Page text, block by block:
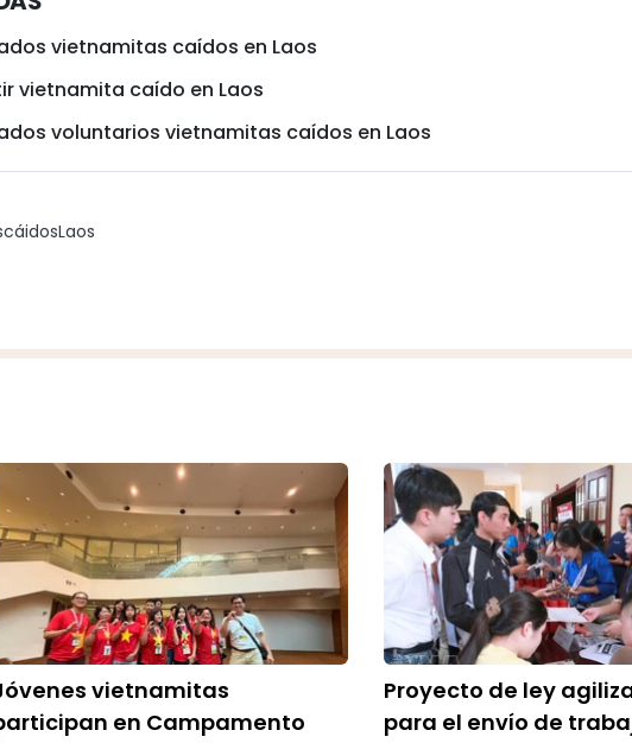
vietnamitas caídos en Laos
vietnamita caído en Laos
voluntarios vietnamitas caídos en Laos
cáidosLaos
vietnamitas
en Campamento
Proyecto de ley
para el envío de